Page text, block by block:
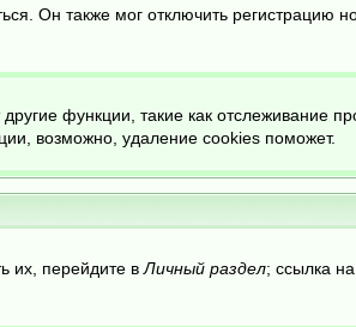
Он также мог отключить регистрацию
функции, такие как отслеживание
возможно, удаление cookies поможет.
их, перейдите в Личный раздел; ссылка